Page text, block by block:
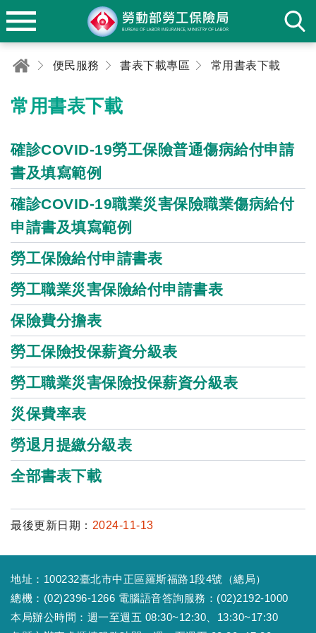
便民服務 書表下載專區 常用書表下載
常用書表下載
確診COVID-19勞工保險普通傷病給付申請
書及填寫範例
確診COVID-19職業災害保險職業傷病給付
申請書及填寫範例
勞工保險給付申請書表
勞工職業災害保險給付申請書表
保險費分擔表
勞工保險投保薪資分級表
勞工職業災害保險投保薪資分級表
災保費率表
勞退月提繳分級表
全部書表下載
最後更新日期： 2024-11-13
地址：100232臺北市中正區羅斯福路1段4號（總局）
總機：(02)2396-1266 電腦語音答詢服務：(02)2192-1000
本局辦公時間：週一至週五 08:30~12:30、13:30~17:30